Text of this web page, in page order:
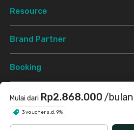
Mulai dari Rp2.868.000 /bulan
3 voucher s.d. 9%
Resource
Brand Partner
Booking
Support
Syarat & Ketentuan Kebijakan Privasi